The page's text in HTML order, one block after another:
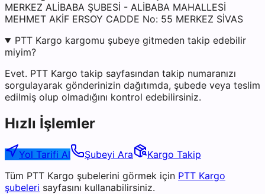
MERKEZ ALİBABA ŞUBESİ - ALİBABA MAHALLESİ
MEHMET AKİF ERSOY CADDE No: 55 MERKEZ SİVAS
PTT Kargo kargomu şubeye gitmeden takip edebilir
miyim?
Evet. PTT Kargo takip sayfasından takip numaranızı
sorgulayarak gönderinizin dağıtımda, şubede veya teslim
edilmiş olup olmadığını kontrol edebilirsiniz.
Hızlı İşlemler
Yol Tarifi Al Şubeyi Ara
Kargo Takip
Tüm PTT Kargo şubelerini görmek için PTT Kargo
şubeleri sayfasını kullanabilirsiniz.